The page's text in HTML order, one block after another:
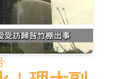
产品基于国产
外包板块拉升，
涨20.02%
跌
东南亚、中东市